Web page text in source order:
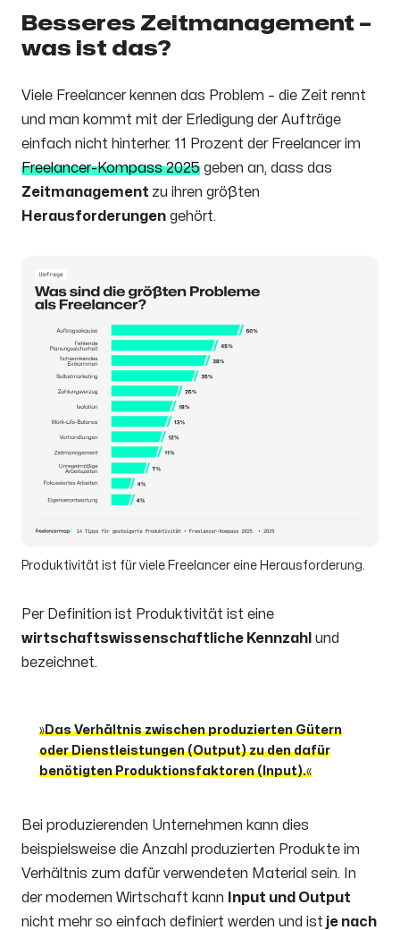
Besseres Zeitmanagement –
was ist das?
Viele Freelancer kennen das Problem – die Zeit rennt
und man kommt mit der Erledigung der Aufträge
einfach nicht hinterher. 11 Prozent der Freelancer im
Freelancer-Kompass 2025 geben an, dass das
Zeitmanagement zu ihren größten
Herausforderungen gehört.
Produktivität ist für viele Freelancer eine Herausforderung.
Per Definition ist Produktivität ist eine
wirtschaftswissenschaftliche Kennzahl und
bezeichnet.
Das Verhältnis zwischen produzierten Gütern
oder Dienstleistungen (Output) zu den dafür
benötigten Produktionsfaktoren (Input).
Bei produzierenden Unternehmen kann dies
beispielsweise die Anzahl produzierten Produkte im
Verhältnis zum dafür verwendeten Material sein. In
der modernen Wirtschaft kann
Input und Output
nicht mehr so einfach definiert werden und ist je nach